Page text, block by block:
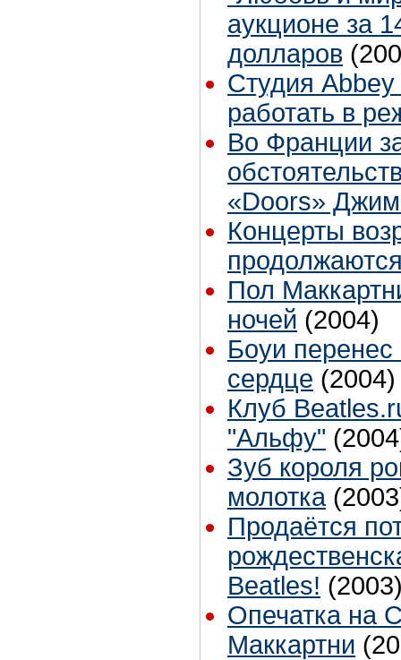
аукционе за
долларов
Студия
работать в
Во Франции
«Doors»
Концерты
Пол
ночей (2004)
Боуи
сердце (2004)
Клуб
"Альфу"
Зуб короля
молотка
Продаётся
Beatles!
Опечатка на
Маккартни